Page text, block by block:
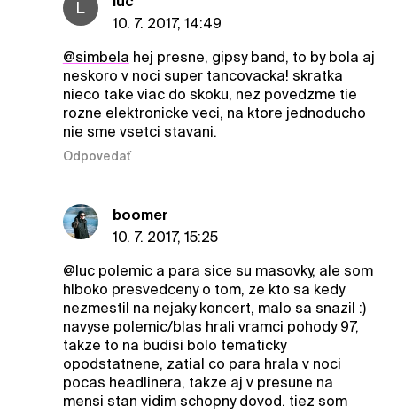
L
10. 7. 2017, 14:49
@simbela hej presne, gipsy band, to by bola aj
neskoro v noci super tancovacka! skratka
nieco take viac do skoku, nez povedzme tie
rozne elektronicke veci, na ktore jednoducho
nie sme vsetci stavani.
Odpovedať
boomer
10. 7. 2017, 15:25
@lucpolemic a para sice su masovky, ale som
hlboko presvedceny o tom, ze kto sa kedy
nezmestil na nejaky koncert, malo sa snazil :)
navyse polemic/blas hrali vramci pohody 97,
takze to na budisi bolo tematicky
opodstatnene, zatial co para hrala v noci
pocas headlinera, takze aj v presune na
mensi stan vidim schopny dovod. tiez som